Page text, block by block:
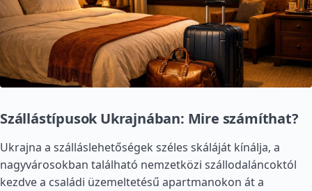
Szállástípusok Ukrajnában: Mire számíthat?
Ukrajna a szálláslehetőségek széles skáláját kínálja, a
nagyvárosokban található nemzetközi szállodaláncoktól
kezdve a családi üzemeltetésű apartmanokon át a